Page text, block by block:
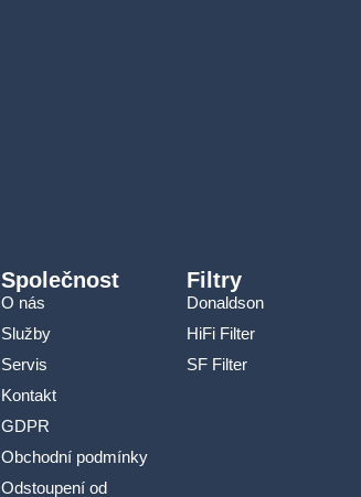
Společnost
O nás
Služby
Servis
Kontakt
GDPR
Obchodní podmínky
Odstoupení od
Filtry
Donaldson
HiFi Filter
SF Filter